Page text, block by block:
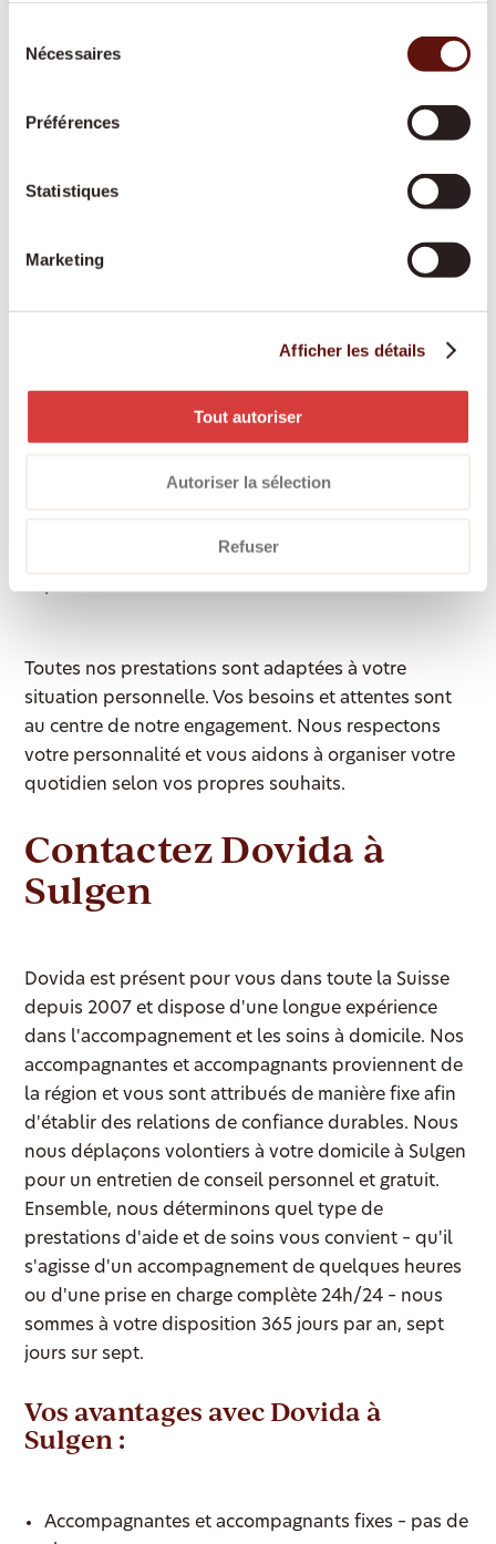
Nécessaires
Préférences
Statistiques
Marketing
Afficher les détails
Tout autoriser
Autoriser la sélection
Refuser
social et lutter contre la solitude
Aide à domicile pour les tâches ménagères :
soutien pour l'entretien du foyer, la lessive, les
Accompagnement hors domicile :
rendez-vous
culturels – toujours à vos côtés
fraîche et équilibrée selon vos goûts personnels
au déshabillage, soutien à la mobilité
Rappel de la prise de médicaments : pour que
présence respectueuse et digne dans la dernière
Toutes nos prestations sont adaptées à votre
situation personnelle. Vos besoins et attentes sont
au centre de notre engagement. Nous respectons
votre personnalité et vous aidons à organiser votre
quotidien selon vos propres souhaits.
Contactez Dovida à
Sulgen
Dovida est présent pour vous dans toute la Suisse
depuis 2007 et dispose d'une longue expérience
dans l'accompagnement et les soins à domicile. Nos
accompagnantes et accompagnants proviennent de
la région et vous sont attribués de manière fixe afin
d'établir des relations de confiance durables. Nous
nous déplaçons volontiers à votre domicile à Sulgen
pour un entretien de conseil personnel et gratuit.
Ensemble, nous déterminons quel type de
prestations d'aide et de soins vous convient – qu'il
s'agisse d'un accompagnement de quelques heures
ou d'une prise en charge complète 24h/24 – nous
sommes à votre disposition 365 jours par an, sept
jours sur sept.
Vos avantages avec Dovida à
Sulgen :
Accompagnantes et accompagnants fixes – pas de